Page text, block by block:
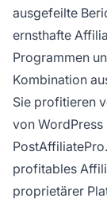
ausgefeilte
ernsthafte
Programmen
Kombination
Sie profitieren
von
profitables
proprietärer